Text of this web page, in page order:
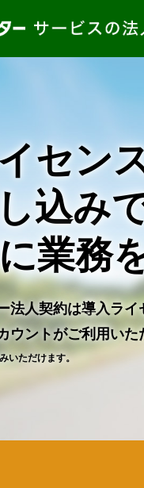
セン
込みで
業務
法人契約は導入ラ
ウントがご利用いた
いただけます。